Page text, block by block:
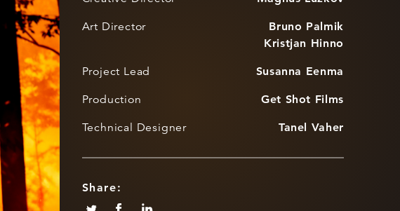
Art Director
Bruno Palmik
Kristjan Hinno
Project Lead Susanna Eenma
Production Get Shot Films
Technical Designer Tanel Vaher
Share: